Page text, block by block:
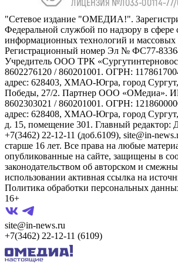
"Сетевое издание "ОМЕДИА!".
Федеральной службой по надзору в сфере
информационных технологий и
Регистрационный номер Эл № ФС77-
Учредитель ООО ТРК
8602276120 / 860201001. ОГРН:
адрес: 628403, ХМАО-Югра, город Сургут,
Победы, 27/2. Партнер ООО «ОМедиа».
8602303021 / 860201001. ОГРН:
адрес: 628408, ХМАО-Югра, город Сургут,
д. 15, помещение 301. Главный редактор:
+7(3462) 22-12-11 (доб.6109), site@in-
старше 16 лет. Все права на любые
опубликованные на сайте, защищены в
законодательством об авторском и
использовании активная ссылка на
Политика обработки персональных
16+
site@in-news.ru
+7(3462) 22-12-11 (6109)